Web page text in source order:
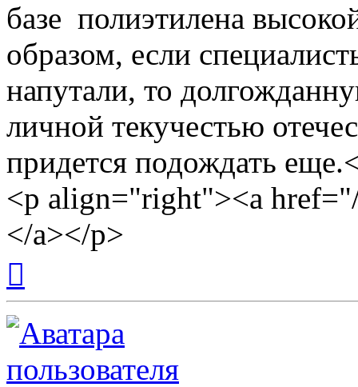
базе полиэтилена
образом, если
напутали, то
личной текучестью
придется подождать
<p align="right"><a
</a></p>
началу